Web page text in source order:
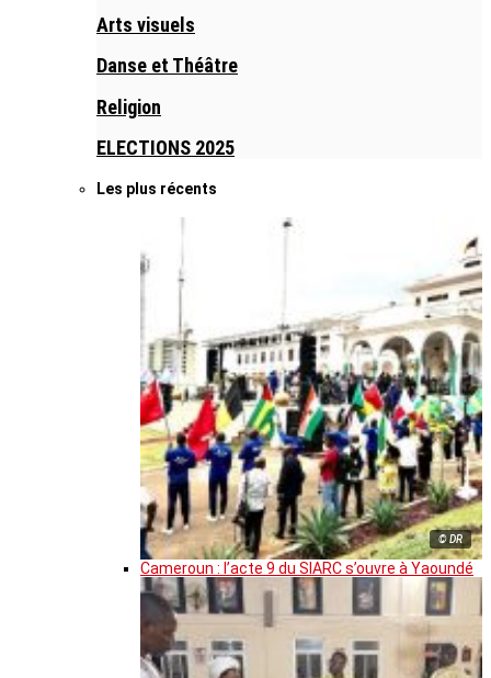
Arts visuels
Danse et Théâtre
Religion
ELECTIONS 2025
Les plus récents
© DR
Cameroun : l’acte 9 du SIARC s’ouvre à Yaoundé